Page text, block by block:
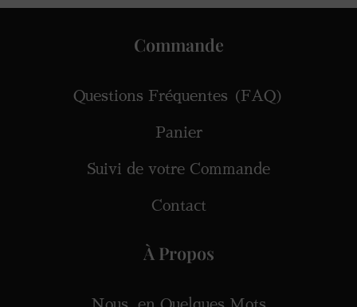
Commande
Questions Fréquentes (FAQ)
Panier
Suivi de votre Commande
Contact
À Propos